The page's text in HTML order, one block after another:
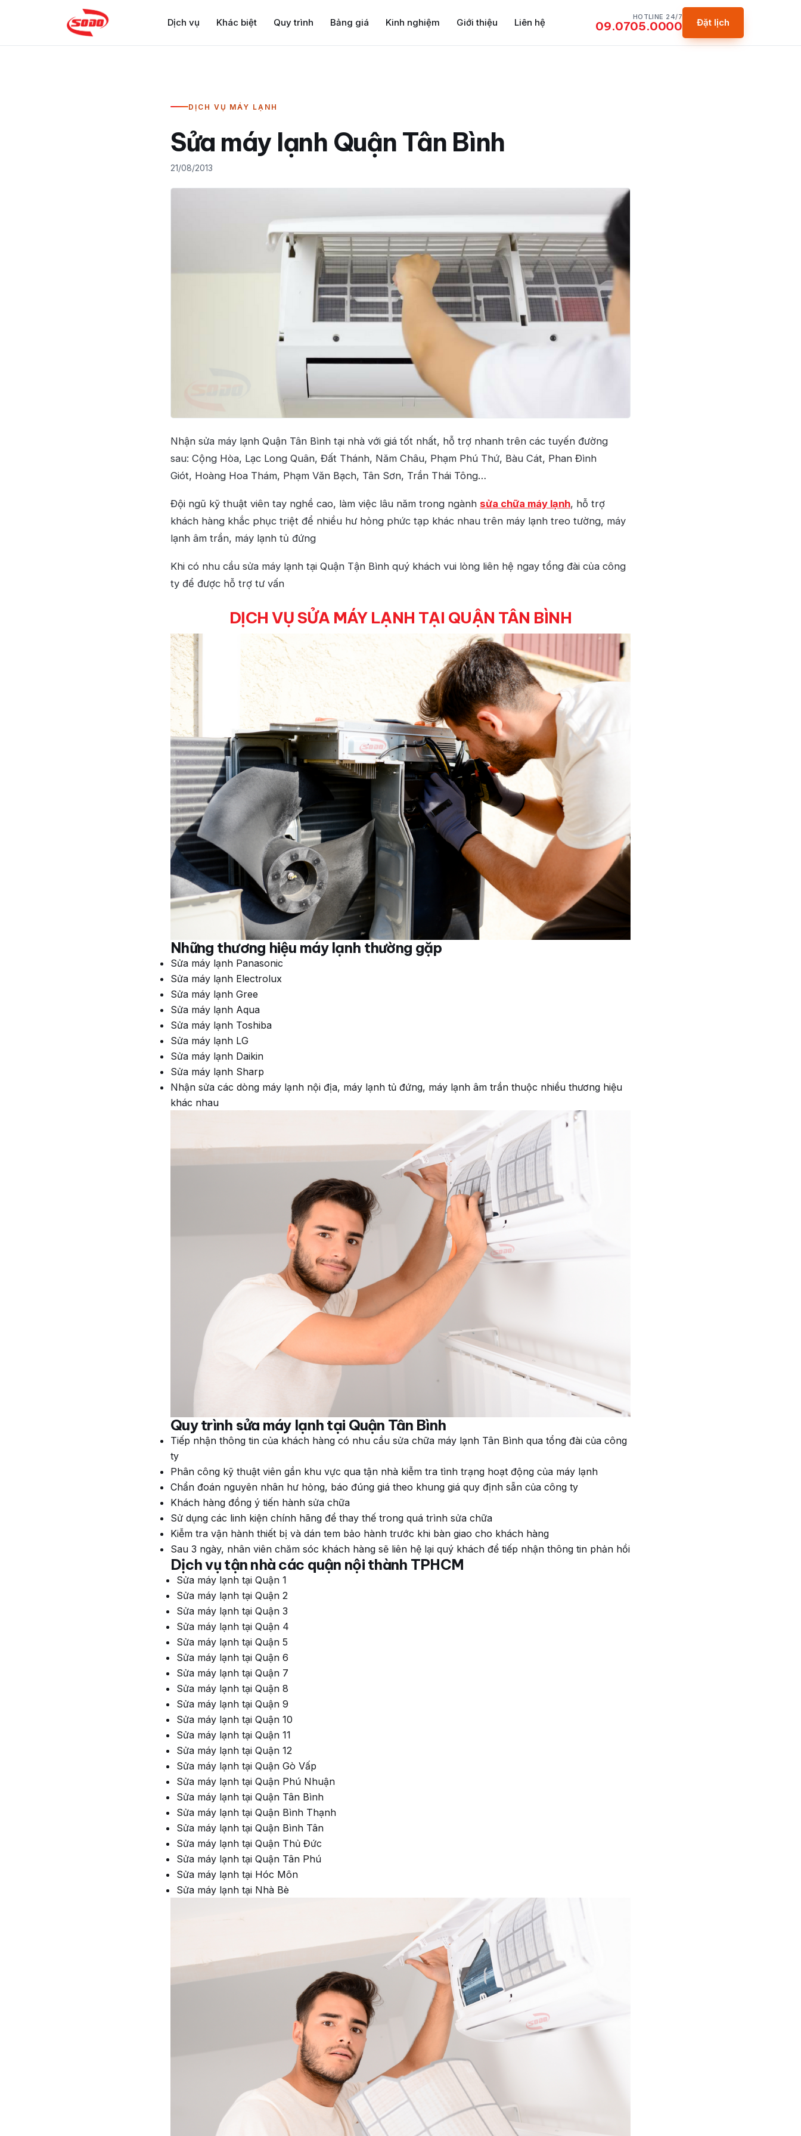
Dịch vụ Khác biệt Quy trình Bảng giá Kinh nghiệm Giới thiệu Liên hệ
HOTLINE 24/7
09.0705.0000 Đặt lịch
DỊCH VỤ MÁY LẠNH
Sửa máy lạnh Quận Tân Bình
21/08/2013
Nhận sửa máy lạnh Quận Tân Bình tại nhà với giá tốt nhất, hỗ trợ nhanh trên các tuyến đường
sau: Cộng Hòa, Lạc Long Quân, Đất Thánh, Năm Châu, Phạm Phú Thứ, Bàu Cát, Phan Đình
Giót, Hoàng Hoa Thám, Phạm Văn Bạch, Tân Sơn, Trần Thái Tông…
Đội ngũ kỹ thuật viên tay nghề cao, làm việc lâu năm trong ngành sửa chữa máy lạnh, hỗ trợ
khách hàng khắc phục triệt để nhiều hư hỏng phức tạp khác nhau trên máy lạnh treo tường, máy
lạnh âm trần, máy lạnh tủ đứng
Khi có nhu cầu sửa máy lạnh tại Quận Tận Bình quý khách vui lòng liên hệ ngay tổng đài của công
ty để được hỗ trợ tư vấn
DỊCH VỤ SỬA MÁY LẠNH TẠI QUẬN TÂN BÌNH
Những thương hiệu máy lạnh thường gặp
Sửa máy lạnh Panasonic
Sửa máy lạnh Electrolux
Sửa máy lạnh Gree
Sửa máy lạnh Aqua
Sửa máy lạnh Toshiba
Sửa máy lạnh LG
Sửa máy lạnh Daikin
Sửa máy lạnh Sharp
Nhận sửa các dòng máy lạnh nội địa, máy lạnh tủ đứng, máy lạnh âm trần thuộc nhiều thương hiệu
khác nhau
Quy trình sửa máy lạnh tại Quận Tân Bình
Tiếp nhận thông tin của khách hàng có nhu cầu sửa chữa máy lạnh Tân Bình qua tổng đài của công
ty
Phân công kỹ thuật viên gần khu vực qua tận nhà kiễm tra tình trạng hoạt động của máy lạnh
Chẩn đoán nguyên nhân hư hỏng, báo đúng giá theo khung giá quy định sẵn của công ty
Khách hàng đồng ý tiến hành sửa chữa
Sử dụng các linh kiện chính hãng để thay thế trong quá trình sửa chữa
Kiễm tra vận hành thiết bị và dán tem bảo hành trước khi bàn giao cho khách hàng
Sau 3 ngày, nhân viên chăm sóc khách hàng sẽ liên hệ lại quý khách để tiếp nhận thông tin phản hồi
Dịch vụ tận nhà các quận nội thành TPHCM
Sửa máy lạnh tại Quận 1
Sửa máy lạnh tại Quận 2
Sửa máy lạnh tại Quận 3
Sửa máy lạnh tại Quận 4
Sửa máy lạnh tại Quận 5
Sửa máy lạnh tại Quận 6
Sửa máy lạnh tại Quận 7
Sửa máy lạnh tại Quận 8
Sửa máy lạnh tại Quận 9
Sửa máy lạnh tại Quận 10
Sửa máy lạnh tại Quận 11
Sửa máy lạnh tại Quận 12
Sửa máy lạnh tại Quận Gò Vấp
Sửa máy lạnh tại Quận Phú Nhuận
Sửa máy lạnh tại Quận Tân Bình
Sửa máy lạnh tại Quận Bình Thạnh
Sửa máy lạnh tại Quận Bình Tân
Sửa máy lạnh tại Quận Thủ Đức
Sửa máy lạnh tại Quận Tân Phú
Sửa máy lạnh tại Hóc Môn
Sửa máy lạnh tại Nhà Bè